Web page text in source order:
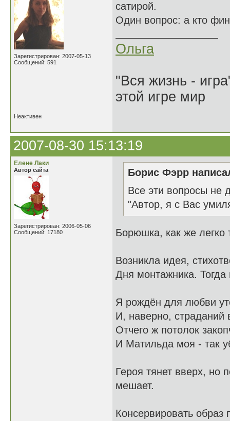
Зарегистрирован: 2007-05-13
Сообщений: 591
сатирой.
Один вопрос: а кто
Ольга
"Вся жизнь -
этой игре мир
Неактивен
2007-08-30 15:13:19
Елене Лаки
Автор сайта
Зарегистрирован: 2006-05-06
Сообщений: 17180
Борис Фэрр
Все эти вопросы не
"Автор, я с Вас
Борюшка, как же
Возникла идея,
Дня монтажника. Тогда
Я рождён для любви
И, наверно, страданий
Отчего ж потолок
И Матильда моя - так
Героя тянет вверх, но
мешает.
Консервировать образ